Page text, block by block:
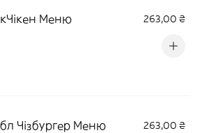
Меню 263,00 ₴
Чізбургер Меню 263,00 ₴